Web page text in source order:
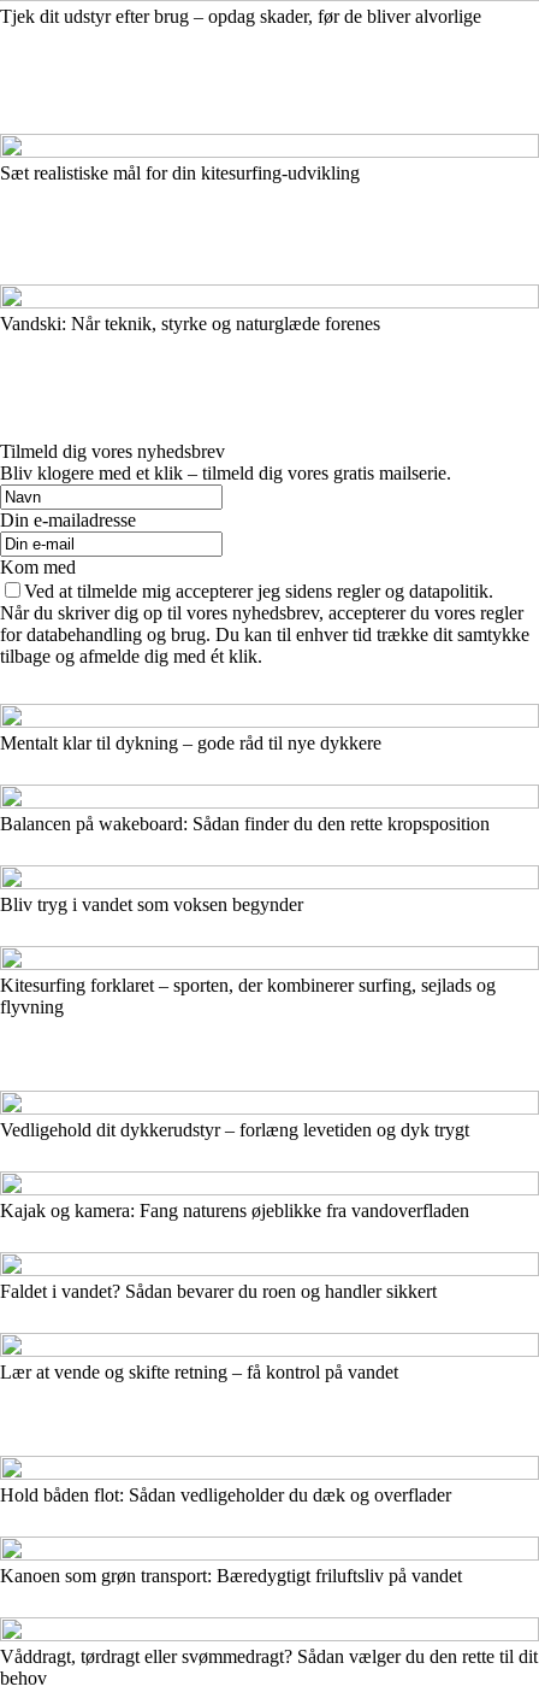
Tjek dit udstyr efter brug – opdag skader, før de bliver alvorlige
Sæt realistiske mål for din kitesurfing‑udvikling
Vandski: Når teknik, styrke og naturglæde forenes
Tilmeld dig vores nyhedsbrev
Bliv klogere med et klik – tilmeld dig vores gratis mailserie.
Din e-mailadresse
Kom med
Ved at tilmelde mig accepterer jeg sidens regler og datapolitik.
Når du skriver dig op til vores nyhedsbrev, accepterer du vores regler
for databehandling og brug. Du kan til enhver tid trække dit samtykke
tilbage og afmelde dig med ét klik.
Mentalt klar til dykning – gode råd til nye dykkere
Balancen på wakeboard: Sådan finder du den rette kropsposition
Bliv tryg i vandet som voksen begynder
Kitesurfing forklaret – sporten, der kombinerer surfing, sejlads og
flyvning
Vedligehold dit dykkerudstyr – forlæng levetiden og dyk trygt
Kajak og kamera: Fang naturens øjeblikke fra vandoverfladen
Faldet i vandet? Sådan bevarer du roen og handler sikkert
Lær at vende og skifte retning – få kontrol på vandet
Hold båden flot: Sådan vedligeholder du dæk og overflader
Kanoen som grøn transport: Bæredygtigt friluftsliv på vandet
Våddragt, tørdragt eller svømmedragt? Sådan vælger du den rette til dit
behov